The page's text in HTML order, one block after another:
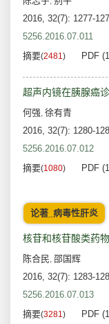
2016, 32(7): 1277-
5256.2016.07.011
摘要(2481) PDF
超声内镜在胰腺癌
何强, 徐有青
2016, 32(7): 1280-
5256.2016.07.012
摘要(1080) PDF
论著_病毒性肝炎
核苷和核苷酸类药
陈合民, 邵国辉
2016, 32(7): 1283-
5256.2016.07.013
摘要(3281) PDF